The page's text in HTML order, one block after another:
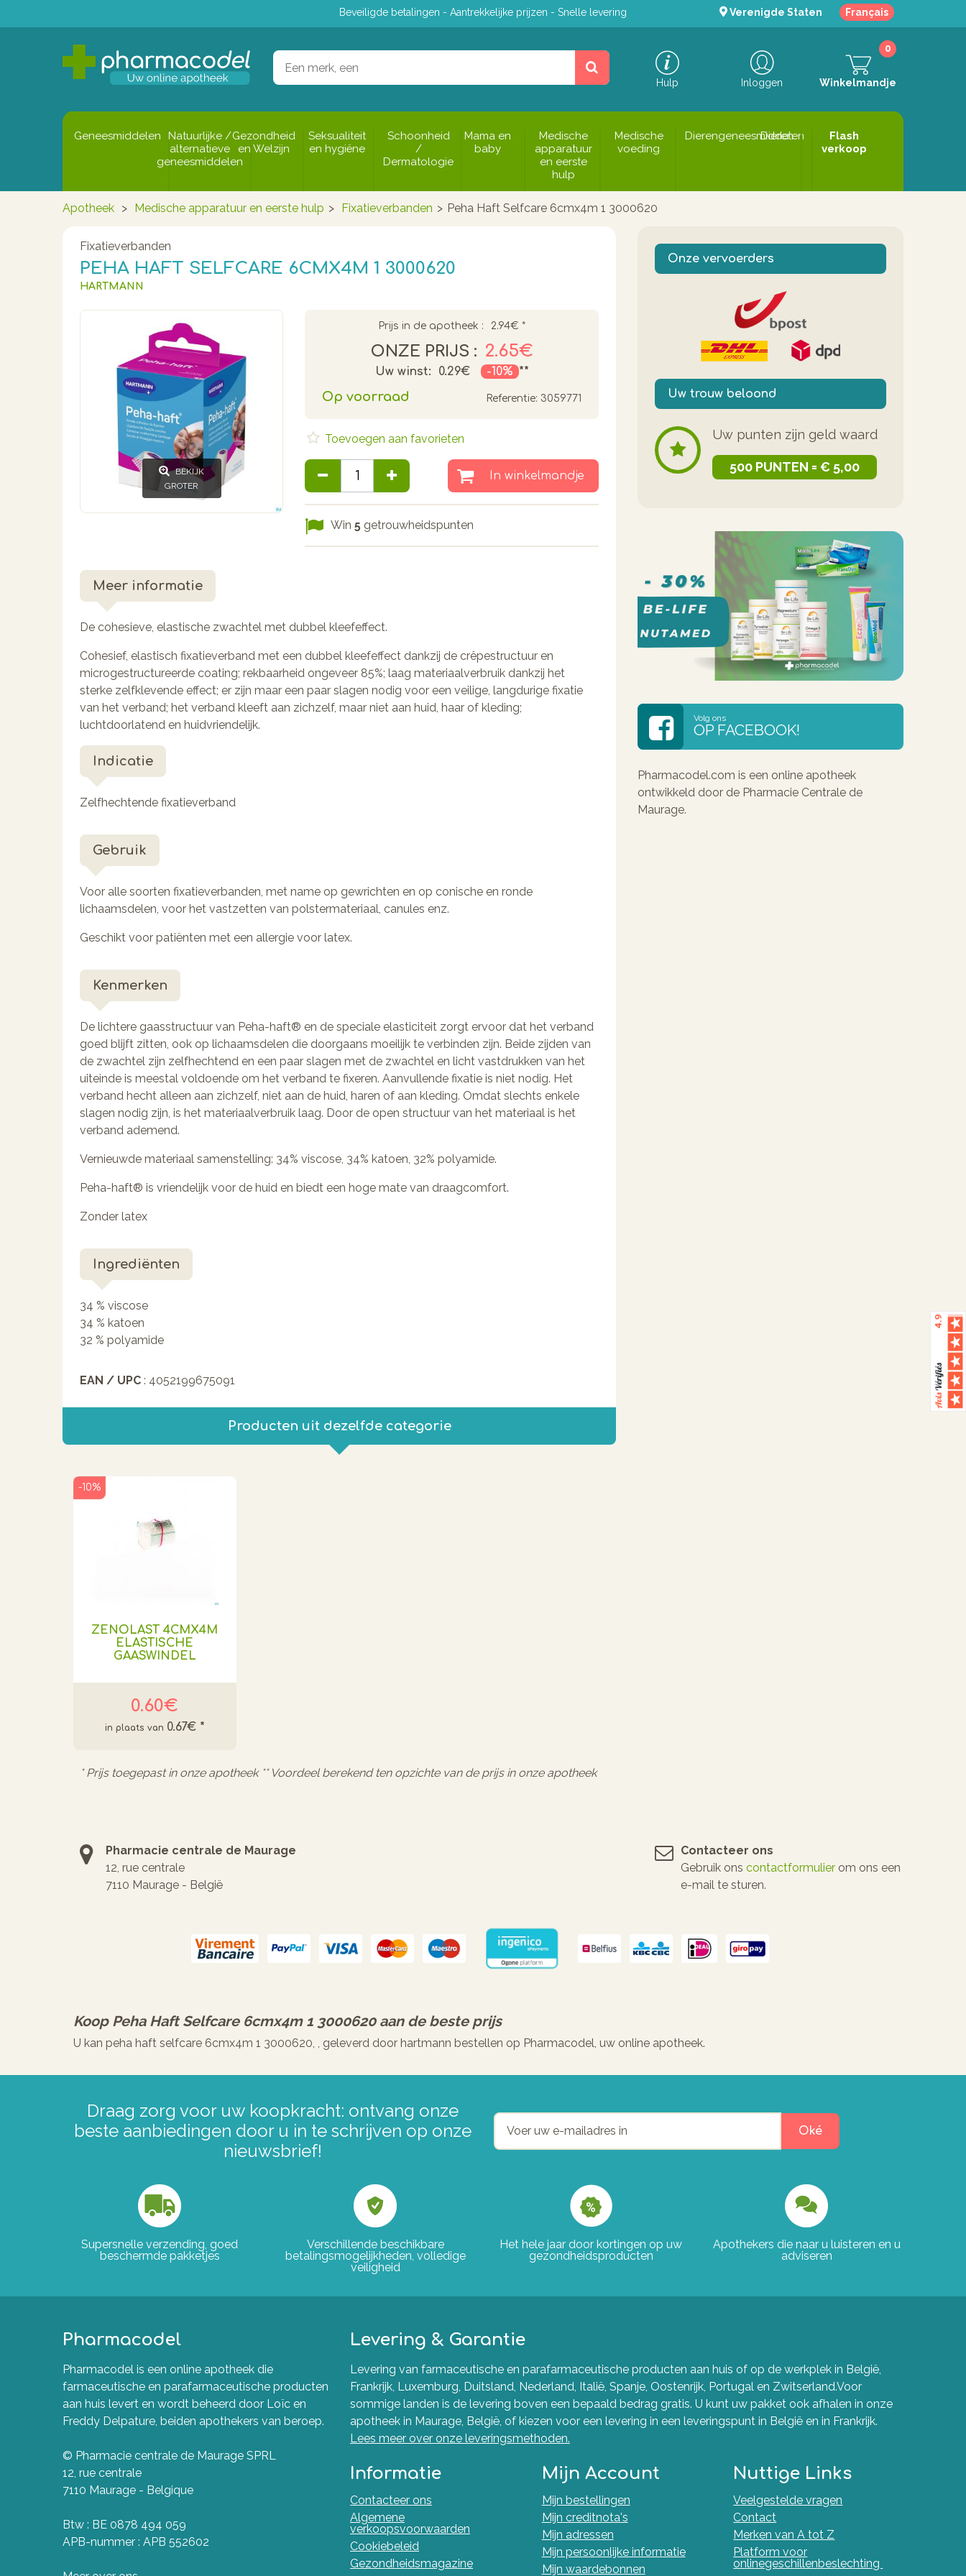
Beveiligde betalingen - Aantrekkelijke prijzen - Snelle levering Verenigde Staten Français
Hulp Inloggen Winkelmandje
0
Geneesmiddelen
Natuurlijke /
alternatieve
geneesmiddelen
Gezondheid
en Welzijn
Seksualiteit
en hygiëne
Schoonheid
/
Dermatologie
Mama en
baby
Medische
apparatuur
en eerste
hulp
Medische
voeding
Dierengeneesmiddelen
Dieren
Flash
verkoop
Apotheek > Medische apparatuur en eerste hulp > Fixatieverbanden > Peha Haft Selfcare 6cmx4m 1 3000620
Fixatieverbanden
PEHA HAFT SELFCARE 6CMX4M 1 3000620
HARTMANN
BEKIJK
GROTER
Prijs in de apotheek : 2.94€ *
ONZE PRIJS : 2.65€
Uw winst: 0.29€ -10% **
Op voorraad Referentie: 3059771
Toevoegen aan favorieten
In winkelmandje
Win5 getrouwheidspunten
Meer informatie
De cohesieve, elastische zwachtel met dubbel kleefeffect.
Cohesief, elastisch fixatieverband met een dubbel kleefeffect dankzij de crêpestructuur en
microgestructureerde coating; rekbaarheid ongeveer 85%; laag materiaalverbruik dankzij het
sterke zelfklevende effect; er zijn maar een paar slagen nodig voor een veilige, langdurige fixatie
van het verband; het verband kleeft aan zichzelf, maar niet aan huid, haar of kleding;
luchtdoorlatend en huidvriendelijk.
Indicatie
Zelfhechtende fixatieverband
Gebruik
Voor alle soorten fixatieverbanden, met name op gewrichten en op conische en ronde
lichaamsdelen, voor het vastzetten van polstermateriaal, canules enz.
Geschikt voor patiënten met een allergie voor latex.
Kenmerken
De lichtere gaasstructuur van Peha-haft® en de speciale elasticiteit zorgt ervoor dat het verband
goed blijft zitten, ook op lichaamsdelen die doorgaans moeilijk te verbinden zijn. Beide zijden van
de zwachtel zijn zelfhechtend en een paar slagen met de zwachtel en licht vastdrukken van het
uiteinde is meestal voldoende om het verband te fixeren. Aanvullende fixatie is niet nodig. Het
verband hecht alleen aan zichzelf, niet aan de huid, haren of aan kleding. Omdat slechts enkele
slagen nodig zijn, is het materiaalverbruik laag. Door de open structuur van het materiaal is het
verband ademend.
Vernieuwde materiaal samenstelling: 34% viscose, 34% katoen, 32% polyamide.
Peha-haft® is vriendelijk voor de huid en biedt een hoge mate van draagcomfort.
Zonder latex
Ingrediënten
34 % viscose
34 % katoen
32 % polyamide
EAN / UPC : 4052199675091
Producten uit dezelfde categorie
ZENOLAST 4CMX4M
ELASTISCHE
GAASWINDEL
0.60€
-10%
0.67€ *
* Prijs toegepast in onze apotheek ** Voordeel berekend ten opzichte van de prijs in onze apotheek
Onze vervoerders
Uw trouw beloond
Uw punten zijn geld waard
500 PUNTEN = € 5,00
Volg ons
OP FACEBOOK!
Pharmacodel.com is een online apotheek
ontwikkeld door de Pharmacie Centrale de
Maurage.
Pharmacie centrale de Maurage
12, rue centrale
7110 Maurage - België
Contacteer ons
Gebruik ons contactformulier om ons een
e-mail te sturen.
Koop Peha Haft Selfcare 6cmx4m 1 3000620aan de beste prijs
U kan peha haft selfcare 6cmx4m 1 3000620, , geleverd door hartmann bestellen op Pharmacodel, uw online apotheek.
Draag zorg voor uw koopkracht: ontvang onze
beste aanbiedingen door u in te schrijven op onze
nieuwsbrief!
Oké
Supersnelle verzending, goed
beschermde pakketjes
Verschillende beschikbare
betalingsmogelijkheden, volledige
veiligheid
Het hele jaar door kortingen op uw
gezondheidsproducten
Apothekers die naar u luisteren en u
adviseren
Pharmacodel
Pharmacodel is een online apotheek die
farmaceutische en parafarmaceutische producten
aan huis levert en wordt beheerd door Loïc en
Freddy Delpature, beiden apothekers van beroep.
© Pharmacie centrale de Maurage SPRL
12, rue centrale
7110 Maurage - Belgique
Btw : BE 0878 494 059
APB-nummer : APB 552602
Levering & Garantie
Levering van farmaceutische en parafarmaceutische producten aan huis of op de werkplek in België,
Frankrijk, Luxemburg, Duitsland, Nederland, Italië, Spanje, Oostenrijk, Portugal en Zwitserland.Voor
sommige landen is de levering boven een bepaald bedrag gratis. U kunt uw pakket ook afhalen in onze
apotheek in Maurage, België, of kiezen voor een levering in een leveringspunt in België en in Frankrijk.
Lees meer over onze leveringsmethoden.
Informatie
Contacteer ons
Algemene
verkoopsvoorwaarden
Cookiebeleid
Gezondheidsmagazine
Mijn Account
Mijn bestellingen
Mijn creditnota's
Mijn adressen
Mijn persoonlijke informatie
Mijn waardebonnen
Nuttige Links
Veelgestelde vragen
Contact
Merken van A tot Z
Platform voor
onlinegeschillenbeslechting